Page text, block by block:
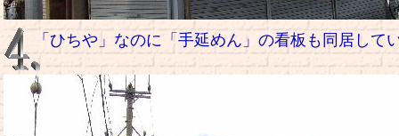
「ひちや」なのに「手延めん」の看板も同居して